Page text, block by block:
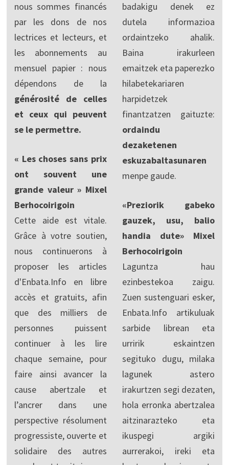
nous sommes financés
par les dons de nos
lectrices et lecteurs, et
les abonnements au
mensuel papier : nous
dépendons de la
générosité de celles
et ceux qui peuvent
se le permettre.
« Les choses sans prix
ont souvent une
grande valeur » Mixel
Berhocoirigoin
Cette aide est vitale.
Grâce à votre soutien,
nous continuerons à
proposer les articles
d'Enbata.Info en libre
accès et gratuits, afin
que des milliers de
personnes puissent
continuer à les lire
chaque semaine, pour
faire ainsi avancer la
cause abertzale et
l’ancrer dans une
perspective résolument
progressiste, ouverte et
solidaire des autres
badakigu denek ez
dutela informazioa
ordaintzeko ahalik.
Baina irakurleen
emaitzek eta paperezko
hilabetekariaren
harpidetzek
finantzatzen gaituzte:
ordaindu
dezaketenen
eskuzabaltasunaren
menpe gaude.
«Preziorik gabeko
gauzek, usu, balio
handia dute» Mixel
Berhocoirigoin
Laguntza hau
ezinbestekoa zaigu.
Zuen sustenguari esker,
Enbata.Info artikuluak
sarbide librean eta
urririk eskaintzen
segituko dugu, milaka
lagunek astero
irakurtzen segi dezaten,
hola erronka abertzalea
aitzinarazteko eta
ikuspegi argiki
aurrerakoi, ireki eta